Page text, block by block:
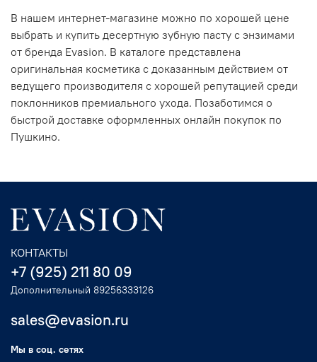
В нашем интернет-магазине можно по хорошей цене
выбрать и купить десертную зубную пасту с энзимами
от бренда Evasion. В каталоге представлена
оригинальная косметика с доказанным действием от
ведущего производителя с хорошей репутацией среди
поклонников премиального ухода. Позаботимся о
быстрой доставке оформленных онлайн покупок по
Пушкино.
КОНТАКТЫ
+7 (925) 211 80 09
Дополнительный 89256333126
sales@evasion.ru
Мы в соц. сетях